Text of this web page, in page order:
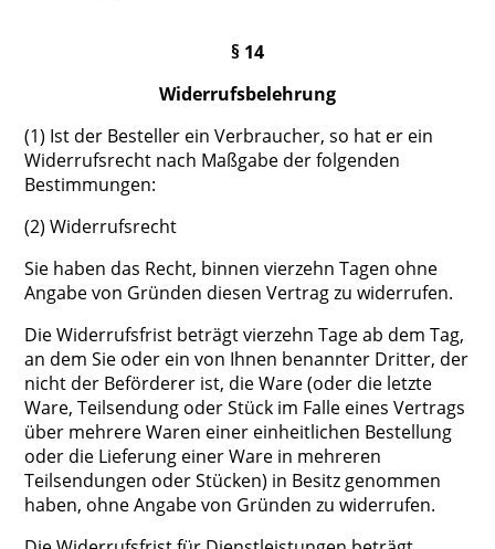
§ 14
Widerrufsbelehrung
(1) Ist der Besteller ein Verbraucher, so hat er ein
Widerrufsrecht nach Maßgabe der folgenden
Bestimmungen:
(2) Widerrufsrecht
Sie haben das Recht, binnen vierzehn Tagen ohne
Angabe von Gründen diesen Vertrag zu widerrufen.
Die Widerrufsfrist beträgt vierzehn Tage ab dem Tag,
an dem Sie oder ein von Ihnen benannter Dritter, der
nicht der Beförderer ist, die Ware (oder die letzte
Ware, Teilsendung oder Stück im Falle eines Vertrags
über mehrere Waren einer einheitlichen Bestellung
oder die Lieferung einer Ware in mehreren
Teilsendungen oder Stücken) in Besitz genommen
haben, ohne Angabe von Gründen zu widerrufen.